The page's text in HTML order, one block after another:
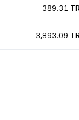
389.31
3,893.09